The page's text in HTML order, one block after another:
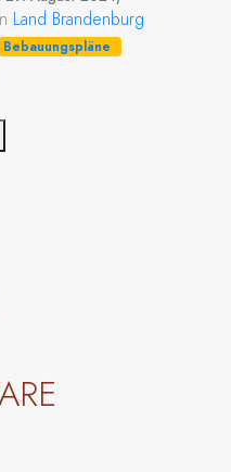
Land Brandenburg
Bebauungspläne